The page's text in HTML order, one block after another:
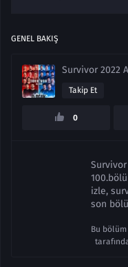
GENEL BAKIŞ
Survivor 2022
Takip Et
0
izle,
son
Bu